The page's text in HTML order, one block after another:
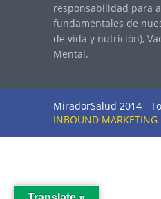
responsabilidad para
fundamentales de
de vida y nutrición),
Mental.
MiradorSalud 2014 -
INBOUND MARKETING